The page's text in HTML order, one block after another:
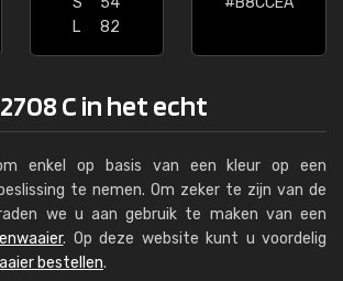
L
82
C in het echt
enkel op basis van een kleur op een
te nemen. Om zeker te zijn van de
we u aan gebruik te maken van een
. Op deze website kunt u voordelig
bestellen.